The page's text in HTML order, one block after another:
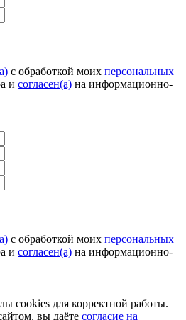
c обработкой моих персональных
и согласен(а) на информационно-
c обработкой моих персональных
и согласен(а) на информационно-
cookies для корректной работы.
вы даёте согласие на